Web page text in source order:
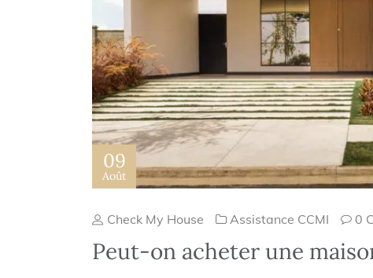
09
Août
Check My House Assistance CCMI 0
Peut-on acheter une